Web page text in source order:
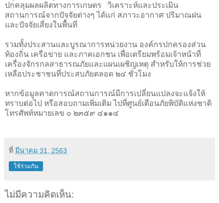
ปกคลุมผลผลิตทางการเกษตร
วิเคราะห์และประเมิน
สถานการณ์จากปัจจัยต่างๆ ได้แก่ สภาวะอากาศ ปริมาณฝน
และปัจจัยเสี่ยงในพื้นที่
รวมทั้งประสานและบูรณาการหน่วยงาน องค์กรปกครองส่วน
ท้องถิ่น เครือข่าย และภาคเอกชน เพื่อเตรียมพร้อมเจ้าหน้าที่
เครื่องจักรกลสาธารณภัยและแผนเผชิญเหตุ สําหรับให้การช่วย
เหลือประชาชนที่ประสบภัยตลอด ๒๔ ชั่วโมง
หากข้อมูลคาดการณ์สถานการณ์มีการเปลี่ยนแปลงจะแจ้งให้
ทราบต่อไป หรือสอบถามเพิ่มเติม ไปที่ศูนย์เตือนภัยพิบัติแห่งชาติ
โทรศัพท์หมายเลข ๐ ๒๓๕๙ ๔๑๑๔
ที่ มีนาคม 31, 2563
ใช้ร่วมกัน
ไม่มีความคิดเห็น: